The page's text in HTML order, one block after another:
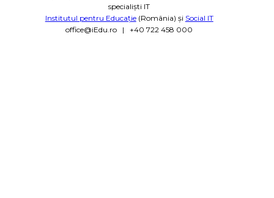
specialiști IT
Institutul pentru Educație(România) și Social IT
office@iEdu.ro | +40 722 458 000